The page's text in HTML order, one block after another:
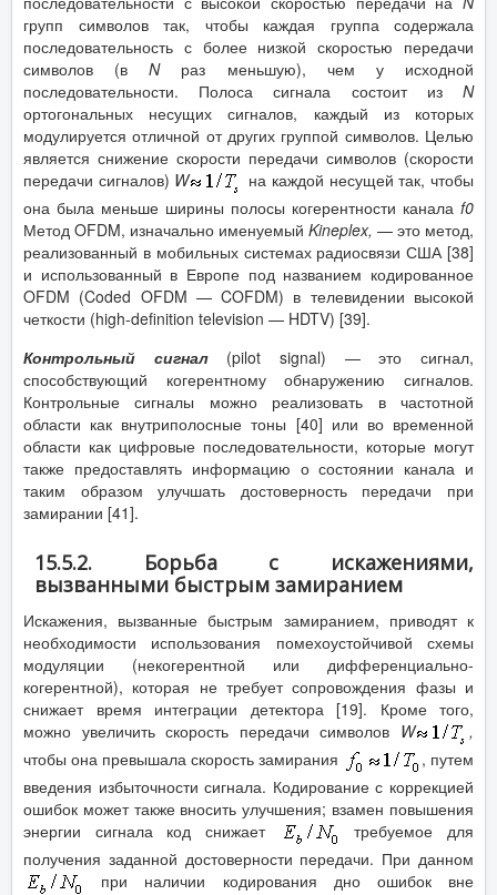
групп символов так, чтобы каждая группа содержала
последовательность с более низкой скоростью передачи
символов (вN раз меньшую), чем у исходной
последовательности. Полоса сигнала состоит из N
ортогональных несущих сигналов, каждый из которых
модулируется отличной от других группой символов. Целью
является снижение скорости передачи символов (скорости
передачи сигналов) W
на каждой несущей так, чтобы
она была меньше ширины полосы когерентности канала f0
Метод OFDM, изначально именуемый Kineplex, — это метод,
реализованный в мобильных системах радиосвязи США [38]
и использованный в Европе под названием кодированное
OFDM (Coded OFDM — COFDM) в телевидении высокой
четкости (high-definition television — HDTV) [39].
Контрольный сигнал (pilot signal) — это сигнал,
способствующий когерентному обнаружению сигналов.
Контрольные сигналы можно реализовать в частотной
области как внутриполосные тоны [40] или во временной
области как цифровые последовательности, которые могут
также предоставлять информацию о состоянии канала и
таким образом улучшать достоверность передачи при
замирании [41].
15.5.2. Борьба с искажениями,
вызванными быстрым замиранием
Искажения, вызванные быстрым замиранием, приводят к
необходимости использования помехоустойчивой схемы
модуляции (некогерентной или дифференциально-
когерентной), которая не требует сопровождения фазы и
снижает время интеграции детектора [19]. Кроме того,
можно увеличить скорость передачи символов W
,
чтобы она превышала скорость замирания
, путем
введения избыточности сигнала. Кодирование с коррекцией
ошибок может также вносить улучшения; взамен повышения
энергии сигнала код снижает
требуемое для
получения заданной достоверности передачи. При данном
при наличии кодирования дно ошибок вне